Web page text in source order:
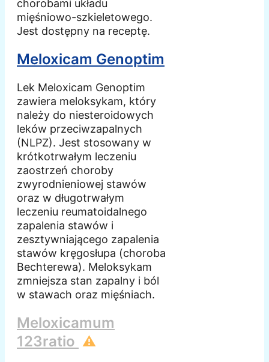
chorobami układu
mięśniowo-szkieletowego.
Jest dostępny na receptę.
Meloxicam Genoptim
Lek Meloxicam Genoptim
zawiera meloksykam, który
należy do niesteroidowych
leków przeciwzapalnych
(NLPZ). Jest stosowany w
krótkotrwałym leczeniu
zaostrzeń choroby
zwyrodnieniowej stawów
oraz w długotrwałym
leczeniu reumatoidalnego
zapalenia stawów i
zesztywniającego zapalenia
stawów kręgosłupa (choroba
Bechterewa). Meloksykam
zmniejsza stan zapalny i ból
w stawach oraz mięśniach.
Meloxicamum
123ratio ⚠️